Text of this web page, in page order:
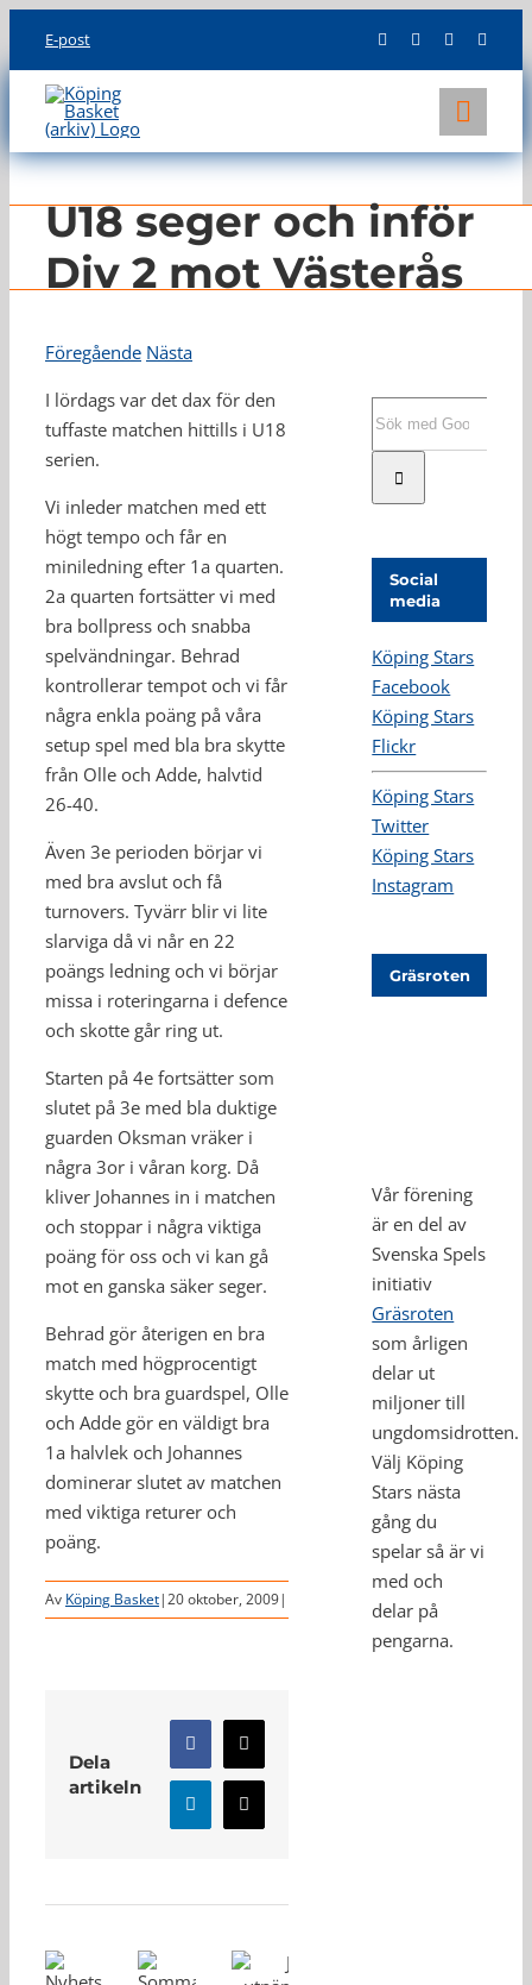
content
E-post
KLUBBEN
LAG
INFO
U18 seger och inför
Div 2 mot Västerås
Föregående Nästa
I lördags var det dax för den
tuffaste matchen hittills i U18
serien.
Vi inleder matchen med ett
högt tempo och får en
miniledning efter 1a quarten.
2a quarten fortsätter vi med
bra bollpress och snabba
spelvändningar. Behrad
kontrollerar tempot och vi får
några enkla poäng på våra
setup spel med bla bra skytte
från Olle och Adde, halvtid
26-40.
Även 3e perioden börjar vi
med bra avslut och få
turnovers. Tyvärr blir vi lite
slarviga då vi når en 22
poängs ledning och vi börjar
missa i roteringarna i defence
och skotte går ring ut.
Starten på 4e fortsätter som
slutet på 3e med bla duktige
guarden Oksman vräker i
några 3or i våran korg. Då
kliver Johannes in i matchen
och stoppar i några viktiga
poäng för oss och vi kan gå
mot en ganska säker seger.
Behrad gör återigen en bra
match med högprocentigt
skytte och bra guardspel, Olle
och Adde gör en väldigt bra
1a halvlek och Johannes
dominerar slutet av matchen
med viktiga returer och
poäng.
Av Köping Basket|20 oktober, 2009|
Dela
artikeln
Facebook
X
LinkedInE-
post
Social
media
Köping Stars
Facebook
Köping Stars
Flickr
Köping Stars
Twitter
Köping Stars
Instagram
Gräsroten
Vår förening
är en del av
Svenska Spels
initiativ
Gräsroten
som årligen
delar ut
miljoner till
ungdomsidrotten.
Välj Köping
Stars nästa
gång du
spelar så är vi
med och
delar på
pengarna.